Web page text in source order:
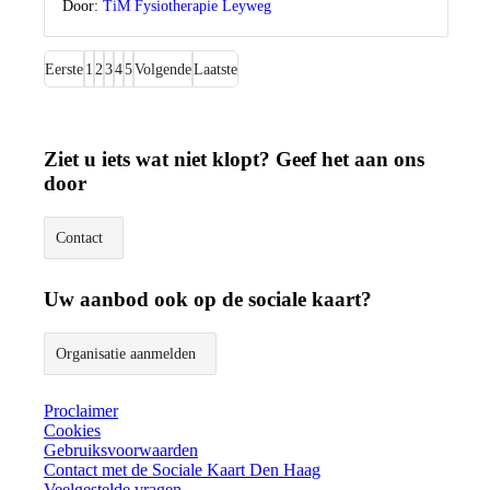
Door: TiM Fysiotherapie Leyweg
Eerste 1 2 345VolgendeLaatste
Ziet u iets wat niet klopt? Geef het aan ons
door
Contact
Uw aanbod ook op de sociale kaart?
Organisatie aanmelden
Proclaimer
Cookies
Gebruiksvoorwaarden
Contact met de Sociale Kaart Den Haag